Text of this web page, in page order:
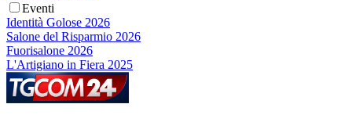
Eventi
Identità Golose 2026
Salone del Risparmio 2026
Fuorisalone 2026
L'Artigiano in Fiera 2025